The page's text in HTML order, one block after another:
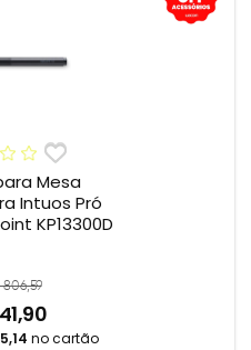
Mesa
Intuos Pró
KP13300D
no cartão